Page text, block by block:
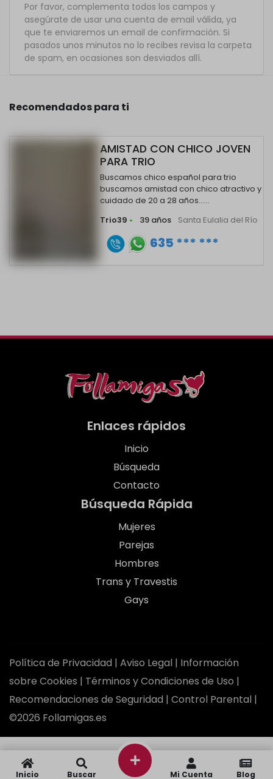
Por favor, complementa todos los campos y
asegúrate de usar una cuenta de email válida, ya
que te enviaremos un email de confirmación. Si
pasados unos minutos no lo recibes revisa la carpeta
de spam, en ocasiones son desviados allí.
Recomendados para ti
AMISTAD CON CHICO JOVEN
PARA TRIO
Buscamos chico español para trio
buscamos amistad con chico atractivo y
cuidado de 20 a 28 años......
Trio39 • 39 años Santa Eulalia del Río
635 *** ***
Enlaces rápidos
Inicio
Búsqueda
Contacto
Búsqueda Rápida
Mujeres
Parejas
Hombres
Trans y Travestis
Gays
Política de Privacidad | Aviso Legal | Información
sobre Cookies | Términos y Condiciones de Uso |
Recomendaciones de Seguridad | Control Parental |
©2026 Follamigas.es
Inicio Buscar Mi Cuenta Blog